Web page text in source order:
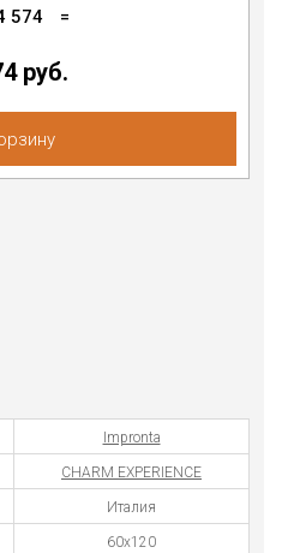
574 =
руб.
Impronta
CHARM EXPERIENCE
Италия
60x120